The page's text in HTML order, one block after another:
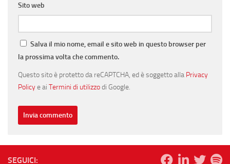
Sito web
Salva il mio nome, email e sito web in questo browser per
la prossima volta che commento.
Questo sito è protetto da reCAPTCHA, ed è soggetto alla Privacy
Policye ai Termini di utilizzodi Google.
SEGUICI: